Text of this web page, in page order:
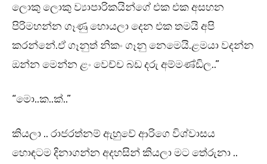
ලොකු ලොකු ව්‍යාපාරිකයින්ගේ එක එක අසහන
පිරිමහන්න ගෑණු හොයලා දෙන එක තමයි අපි
කරන්නේ.ඒ ගෑනුත් නිකං ගෑනු නෙමෙයි.ළමයා වදන්න
ඔන්න මෙන්න ළං වෙච්ච බඩ දරු අම්මණ්ඩිල..”
“මො..ක..ක්..”
කියලා .. රාජරත්නම් ඇහුවේ ආරිගෙ විශ්වාසය
හොඳටම දිනාගන්න අදහසින් කියලා මට තේරුනා ..